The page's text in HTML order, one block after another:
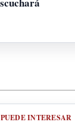
INTERESAR